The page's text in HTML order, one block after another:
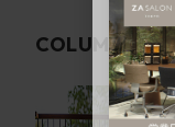
COLUMN関連